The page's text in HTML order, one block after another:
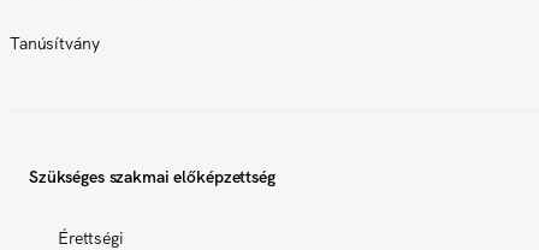
Tanúsítvány
Szükséges szakmai előképzettség
Érettségi